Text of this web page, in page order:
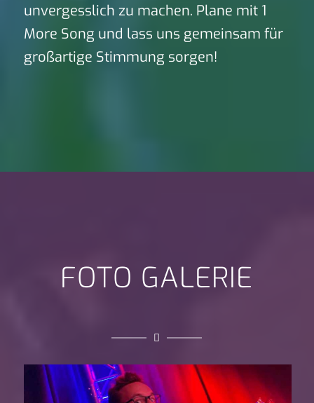
unvergesslich zu machen. Plane mit 1
More Song und lass uns gemeinsam für
großartige Stimmung sorgen!
FOTO GALERIE